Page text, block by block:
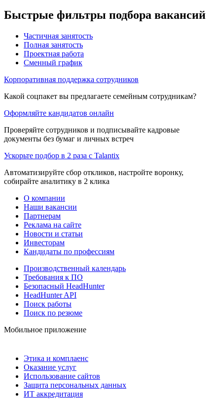
Быстрые фильтры подбора вакансий
Частичная занятость
Полная занятость
Проектная работа
Сменный график
Корпоративная поддержка сотрудников
Какой соцпакет вы предлагаете семейным сотрудникам?
Оформляйте кандидатов онлайн
Проверяйте сотрудников и подписывайте кадровые
документы без бумаг и личных встреч
Ускорьте подбор в 2 раза с Talantix
Автоматизируйте сбор откликов, настройте воронку,
собирайте аналитику в 2 клика
О компании
Наши вакансии
Партнерам
Реклама на сайте
Новости и статьи
Инвесторам
Кандидаты по профессиям
Производственный календарь
Требования к ПО
Безопасный HeadHunter
HeadHunter API
Поиск работы
Поиск по резюме
Мобильное приложение
Этика и комплаенс
Оказание услуг
Использование сайтов
Защита персональных данных
ИТ аккредитация